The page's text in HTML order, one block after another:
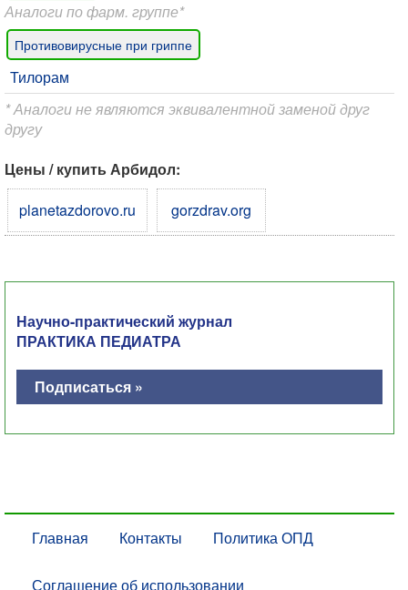
Аналоги по фарм. группе*
Противовирусные при гриппе
Тилорам
* Аналоги не являются эквивалентной заменой друг
другу
Цены / купить Арбидол:
planetazdorovo.ru
gorzdrav.org
Научно-практический журнал
ПРАКТИКА ПЕДИАТРА
Подписаться »
Главная Контакты Политика ОПД
Соглашение об использовании